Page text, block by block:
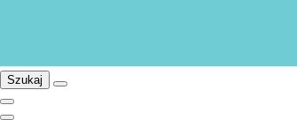
Szukaj